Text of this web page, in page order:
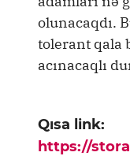
olunacaqdı.
tolerant qala
acınacaqlı
Qısa link:
https://